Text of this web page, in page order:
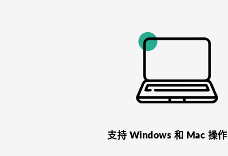
支持 Windows 和 Mac 操